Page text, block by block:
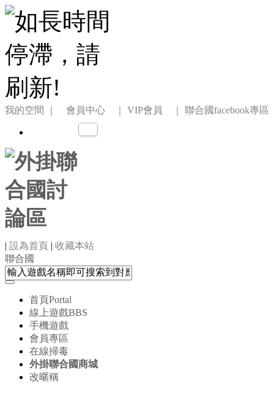
我的空間 ｜ 會員中心 ｜ VIP會員 ｜ 聯合國facebook專區
| 設為首頁 | 收藏本站
聯合國
首頁Portal
線上遊戲BBS
手機遊戲
會員專區
在線掃毒
外掛聯合國商城
改暱稱